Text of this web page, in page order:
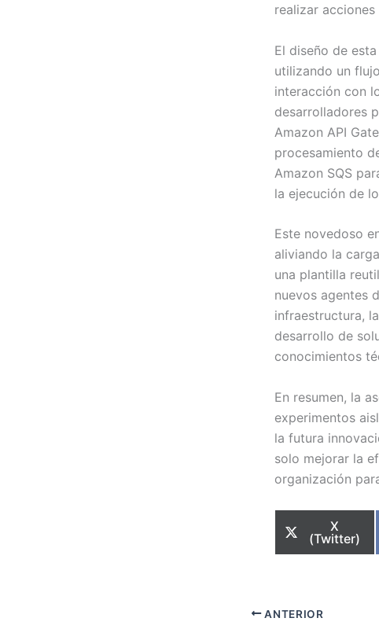
realizar
El diseño de
utilizando un
interacción con
desarrolladores
Amazon API
procesamiento
Amazon SQS
la ejecución de
Este novedoso
aliviando la
una plantilla
nuevos agentes
infraestructura,
desarrollo de
conocimientos
En resumen, la
experimentos
la futura
solo mejorar la
organización
en
X
(Twitter)
ANTERIOR